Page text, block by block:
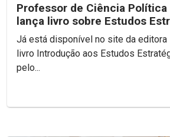
Professor de Ciência Política
lança livro sobre Estudos
Já está disponível no site da
livro Introdução aos Estudos
pelo...